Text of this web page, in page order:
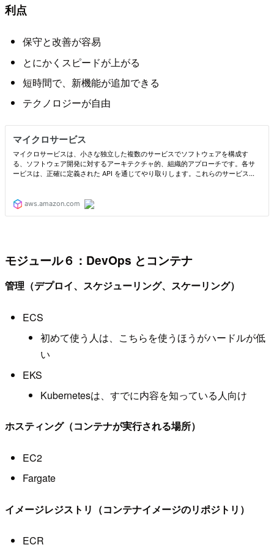
利点
保守と改善が容易
とにかくスピードが上がる
短時間で、新機能が追加できる
テクノロジーが自由
モジュール６：DevOps とコンテナ
管理（デプロイ、スケジューリング、スケーリング）
ECS
初めて使う人は、こちらを使うほうがハードルが低
い
EKS
Kubernetesは、すでに内容を知っている人向け
ホスティング（コンテナが実行される場所）
EC2
Fargate
イメージレジストリ（コンテナイメージのリポジトリ）
ECR